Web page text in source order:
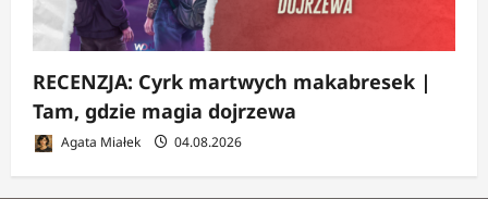
RECENZJA: Cyrk martwych makabresek |
Tam, gdzie magia dojrzewa
Agata Miałek 04.08.2026